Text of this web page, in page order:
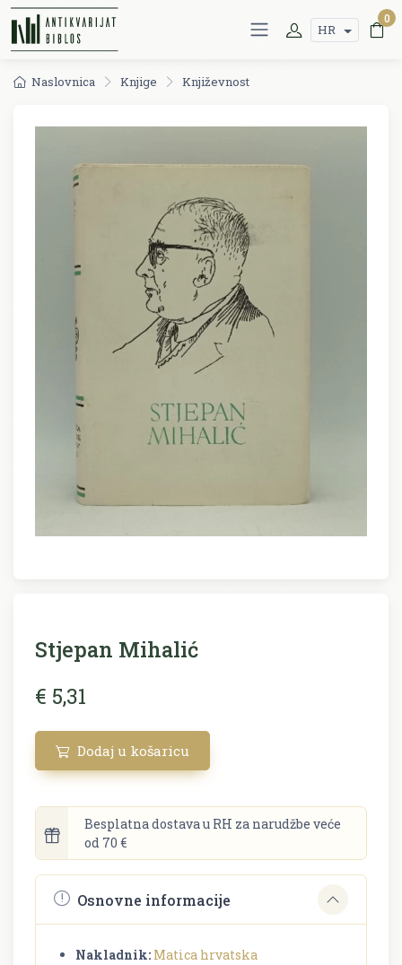
HR
0
Naslovnica Knjige Književnost
Stjepan Mihalić
€ 5,31
Dodaj u košaricu
Besplatna dostava u RH za narudžbe veće
od 70 €
Osnovne informacije
Nakladnik: Matica hrvatska